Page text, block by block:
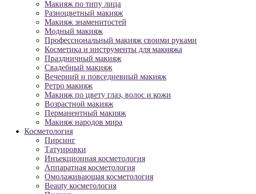
Макияж по типу лица
Разноцветный макияж
Макияж знаменитостей
Модный макияж
Профессиональный макияж своими руками
Косметика и инструменты для макияжа
Праздничный макияж
Свадебный макияж
Вечерний и повседневный макияж
Ретро макияж
Макияж по цвету глаз, волос и кожи
Возрастной макияж
Перманентный макияж
Макияж народов мира
Косметология
Пирсинг
Татуировки
Инъекционная косметология
Аппаратная косметология
Омолаживающая косметология
Beauty косметология